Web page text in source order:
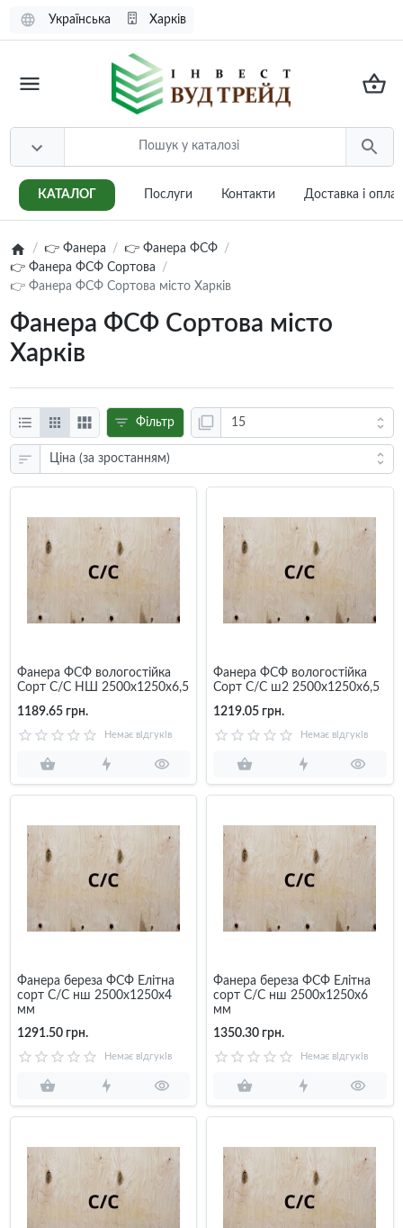
Українська Харків
КАТАЛОГ Послуги Контакти Доставка i
👉 Фанера
👉 Фанера ФСФ
👉 Фанера ФСФ Сортова
👉 Фанера ФСФ Сортова місто Харків
Фанера ФСФ Сортова місто
Харків
Фільтр
Фанера ФСФ вологостійка
Сорт С/С НШ 2500х1250х6,5
1189.65 грн.
Немає відгуків
Фанера ФСФ вологостійка
Сорт С/С ш2 2500х1250х6,5
1219.05 грн.
Немає відгуків
Фанера береза ФСФ Елітна
сорт С/С нш 2500x1250x4
мм
1291.50 грн.
Немає відгуків
Фанера береза ФСФ Елітна
сорт С/С нш 2500x1250x6
мм
1350.30 грн.
Немає відгуків